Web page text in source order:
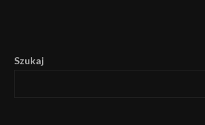
Szukaj